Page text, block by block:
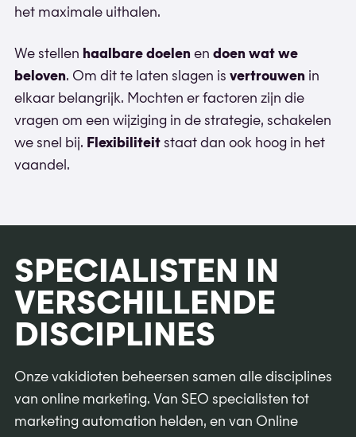
het maximale uithalen.
We stellen haalbare doelen en doen wat we
beloven. Om dit te laten slagen is vertrouwen in
elkaar belangrijk. Mochten er factoren zijn die
vragen om een wijziging in de strategie, schakelen
we snel bij. Flexibiliteit staat dan ook hoog in het
vaandel.
SPECIALISTEN IN
VERSCHILLENDE
DISCIPLINES
Onze vakidioten beheersen samen alle disciplines
van online marketing. Van SEO specialisten tot
marketing automation helden, en van Online